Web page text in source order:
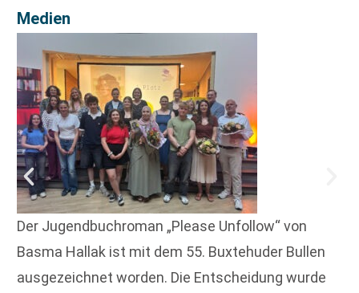
Medien
Der Jugendbuchroman „Please Unfollow“ von
Basma Hallak ist mit dem 55. Buxtehuder Bullen
ausgezeichnet worden. Die Entscheidung wurde